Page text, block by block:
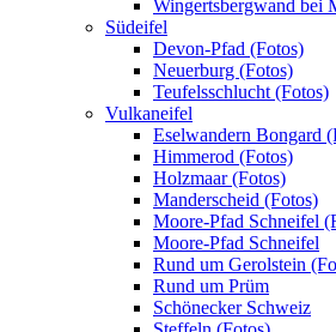
Wingertsbergwand bei
Südeifel
Devon-Pfad (Fotos)
Neuerburg (Fotos)
Teufelsschlucht (Fotos)
Vulkaneifel
Eselwandern Bongard
Himmerod (Fotos)
Holzmaar (Fotos)
Manderscheid (Fotos)
Moore-Pfad Schneifel
Moore-Pfad Schneifel
Rund um Gerolstein
Rund um Prüm
Schönecker Schweiz